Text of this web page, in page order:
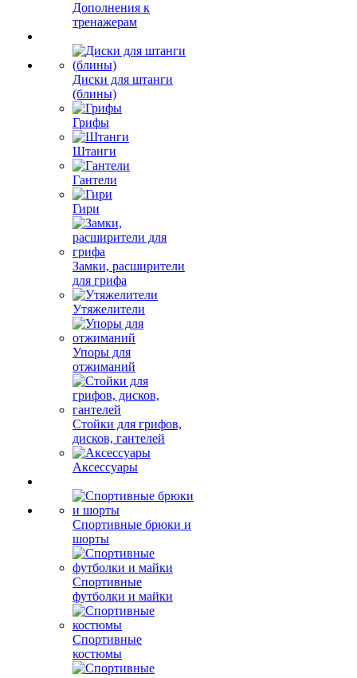
Дополнения к
тренажерам
Диски для штанги
(блины)
Грифы
Штанги
Гантели
Гири
Замки, расширители
для грифа
Утяжелители
Упоры для
отжиманий
Стойки для грифов,
дисков, гантелей
Аксессуары
Спортивные брюки и
шорты
Спортивные
футболки и майки
Спортивные
костюмы